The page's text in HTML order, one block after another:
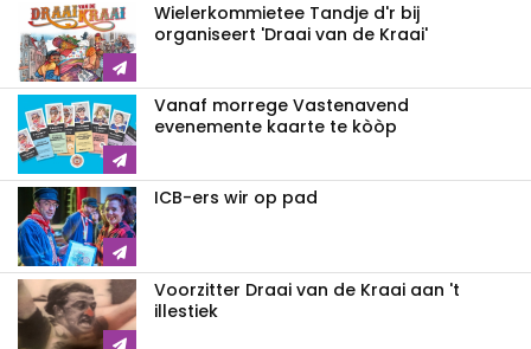
Wielerkommietee Tandje d'r bij
organiseert 'Draai van de Kraai'
Vanaf morrege Vastenavend
evenemente kaarte te kòòp
ICB-ers wir op pad
Voorzitter Draai van de Kraai aan 't
illestiek